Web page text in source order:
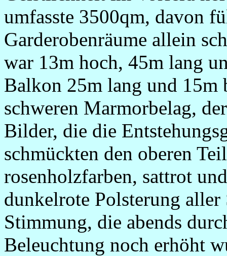
umfasste 3500qm, davon
Garderobenräume allein
war 13m hoch, 45m lang
Balkon 25m lang und 15m
schweren Marmorbelag,
Bilder, die die
schmückten den oberen
rosenholzfarben, sattrot
dunkelrote Polsterung
Stimmung, die abends
Beleuchtung noch erhöht